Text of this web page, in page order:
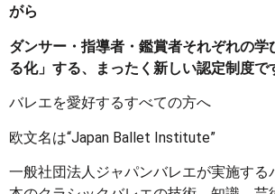
がら
ダンサー・指導者・鑑賞者それぞれの学
る化」する、まったく新しい認定制度で
バレエを愛好するすべての方へ
欧文名は“Japan Ballet Institute”
一般社団法人ジャパンバレエが実施する